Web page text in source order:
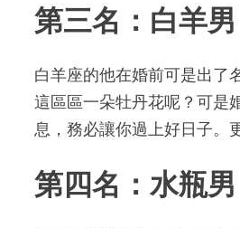
第三名：白羊男
白羊座的他在婚前可是出了
這區區一朵牡丹花呢？可是
息，務必讓你過上好日子。
第四名：水瓶男